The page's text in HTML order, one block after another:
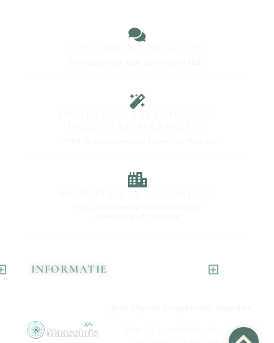
INFORMATIE
Waar wij u rondleiden door het